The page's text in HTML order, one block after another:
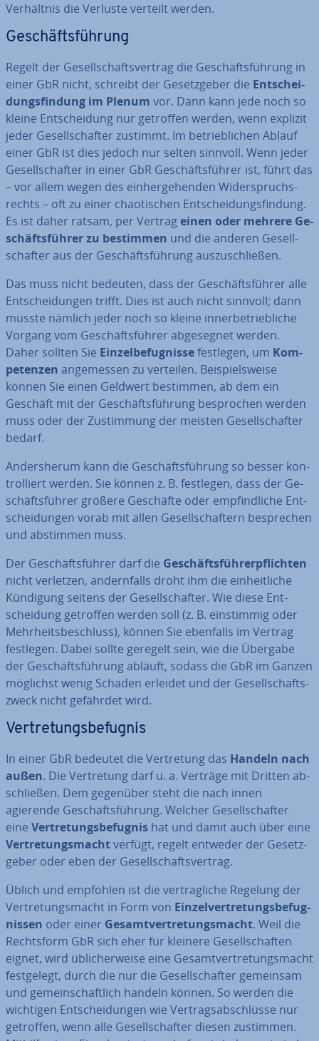
Ver­hält­nis die Verluste verteilt werden.
Ge­schäfts­füh­rung
Regelt der Ge­sell­schafts­ver­trag die Ge­schäfts­füh­rung in
einer GbR nicht, schreibt der Ge­setz­ge­ber die Ent­schei­
dungs­fin­dung im Plenum vor. Dann kann jede noch so
kleine Ent­schei­dung nur getroffen werden, wenn explizit
jeder Ge­sell­schaf­ter zustimmt. Im be­trieb­li­chen Ablauf
einer GbR ist dies jedoch nur selten sinnvoll. Wenn jeder
Ge­sell­schaf­ter in einer GbR Ge­schäfts­füh­rer ist, führt das
– vor allem wegen des ein­her­ge­hen­den Wi­der­spruchs­
rechts – oft zu einer chao­ti­schen Ent­schei­dungs­fin­dung.
Es ist daher ratsam, per Vertrageinen oder mehrere Ge­
schäfts­füh­rer zu bestimmen und die anderen Ge­sell­
schaf­ter aus der Ge­schäfts­füh­rung aus­zu­schlie­ßen.
Das muss nicht bedeuten, dass der Ge­schäfts­füh­rer alle
Ent­schei­dun­gen trifft. Dies ist auch nicht sinnvoll; dann
müsste nämlich jeder noch so kleine in­ner­be­trieb­li­che
Vorgang vom Ge­schäfts­füh­rer ab­ge­seg­net werden.
Daher sollten Sie Ein­zel­be­fug­nis­sefestlegen, um Kom­
pe­ten­zen an­ge­mes­sen zu verteilen. Bei­spiels­wei­se
können Sie einen Geldwert bestimmen, ab dem ein
Geschäft mit der Ge­schäfts­füh­rung be­spro­chen werden
muss oder der Zu­stim­mung der meisten Ge­sell­schaf­ter
bedarf.
An­ders­her­um kann die Ge­schäfts­füh­rung so besser kon­
trol­liert werden. Sie können z. B. festlegen, dass der Ge­
schäfts­füh­rer größere Geschäfte oder emp­find­li­che Ent­
schei­dun­gen vorab mit allen Ge­sell­schaf­tern be­spre­chen
und abstimmen muss.
Der Ge­schäfts­füh­rer darf die Ge­schäfts­füh­rer­pflich­ten
nicht verletzen, an­dern­falls droht ihm die ein­heit­li­che
Kündigung seitens der Ge­sell­schaf­ter. Wie diese Ent­
schei­dung getroffen werden soll (z. B. ein­stim­mig oder
Mehr­heits­be­schluss), können Sie ebenfalls im Vertrag
festlegen. Dabei sollte geregelt sein, wie die Übergabe
der Ge­schäfts­füh­rung abläuft, sodass die GbR im Ganzen
möglichst wenig Schaden erleidet und der Ge­sell­schafts­
zweck nicht gefährdet wird.
Ver­tre­tungs­be­fug­nis
In einer GbR bedeutet die Ver­tre­tung das Handeln nach
außen. Die Ver­tre­tung darf u. a. Verträge mit Dritten ab­
schlie­ßen. Dem gegenüber steht die nach innen
agierende Ge­schäfts­füh­rung. Welcher Ge­sell­schaf­ter
eine Ver­tre­tungs­be­fug­nis hat und damit auch über eine
Ver­tre­tungs­machtverfügt, regelt entweder der Ge­setz­
ge­ber oder eben der Ge­sell­schafts­ver­trag.
Üblich und empfohlen ist die ver­trag­li­che Regelung der
Ver­tre­tungs­macht in Form von Ein­zel­ver­tre­tungs­be­fug­
nis­sen oder einer Ge­samt­ver­tre­tungs­macht. Weil die
Rechts­form GbR sich eher für kleinere Ge­sell­schaf­ten
eignet, wird üb­li­cher­wei­se eine Ge­samt­ver­tre­tungs­macht
fest­ge­legt, durch die nur die Ge­sell­schaf­ter gemeinsam
und ge­mein­schaft­lich handeln können. So werden die
wichtigen Ent­schei­dun­gen wie Ver­trags­ab­schlüs­se nur
getroffen, wenn alle Ge­sell­schaf­ter diesen zustimmen.